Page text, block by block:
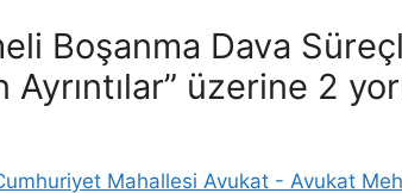
Boşanma Dava
Ayrıntılar” üzerine 2
Mahallesi Avukat - Avukat